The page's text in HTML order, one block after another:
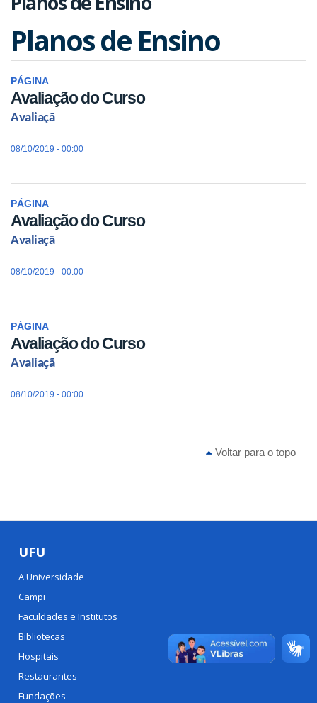
Planos de Ensino
PÁGINA
Avaliação do Curso
Avaliaçã
08/10/2019 - 00:00
PÁGINA
Avaliação do Curso
Avaliaçã
08/10/2019 - 00:00
PÁGINA
Avaliação do Curso
Avaliaçã
08/10/2019 - 00:00
Voltar para o topo
UFU
A Universidade
Campi
Faculdades e Institutos
Bibliotecas
Hospitais
Restaurantes
Fundações